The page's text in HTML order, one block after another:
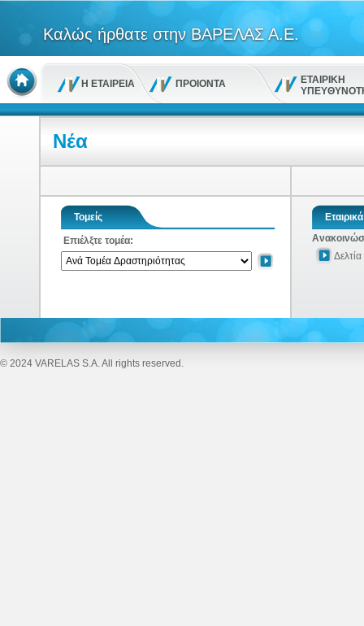
Καλώς ήρθατε στην ΒΑΡΕΛΑΣ Α.Ε.
Η ΕΤΑΙΡΕΙΑ ΠΡΟΙΟΝΤΑ
ΕΤΑΙΡΙΚΗ
Νέα
Τομείς
Επιέλξτε τομέα:
© 2024 VARELAS S.A. All rights reserved.